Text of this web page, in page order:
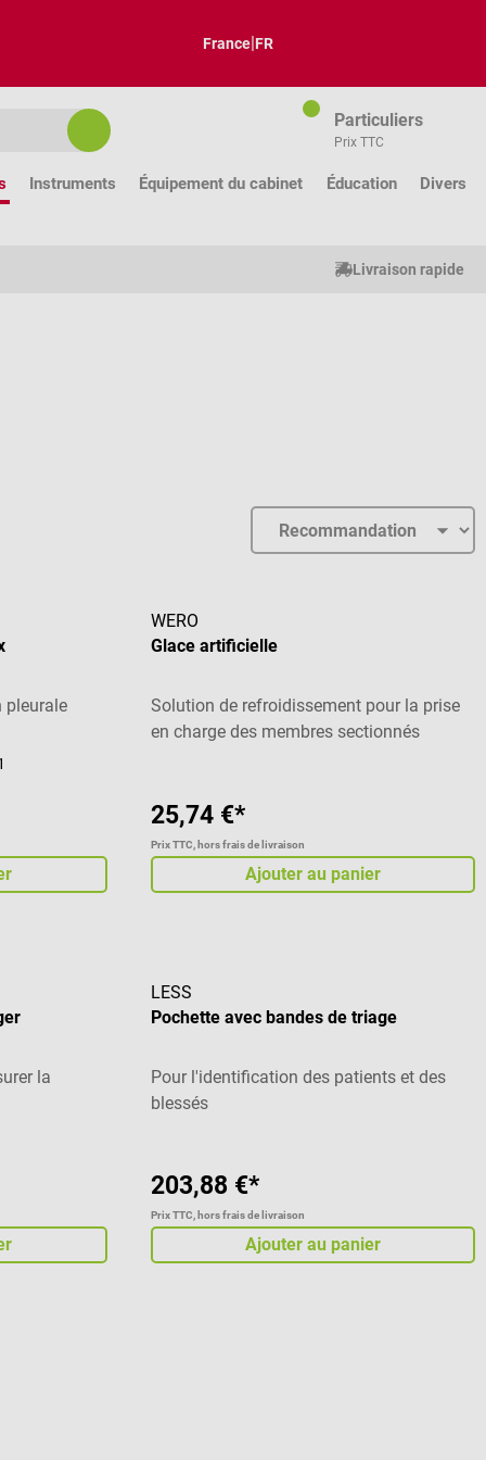
France|FR
Particuliers
Prix TTC
Instruments Équipement du cabinet Éducation Divers
Livraison rapide
pleurale
WERO
Glace artificielle
Solution de refroidissement pour la prise
en charge des membres sectionnés
25,74 €*
Prix TTC, hors frais de livraison
Ajouter au panier
la
LESS
Pochette avec bandes de triage
Pour l'identification des patients et des
blessés
203,88 €*
Prix TTC, hors frais de livraison
Ajouter au panier